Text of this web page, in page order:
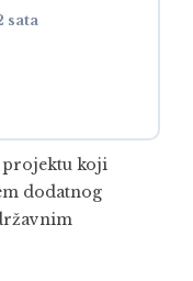
sata
koji
dodatnog